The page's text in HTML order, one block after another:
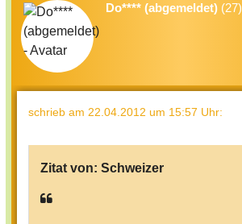
Do**** (abgemeldet) (27)
schrieb am 22.04.2012 um 15:57 Uhr:
Zitat von: Schweizer